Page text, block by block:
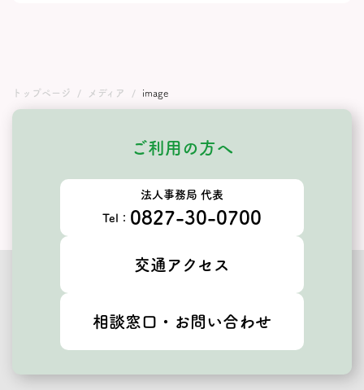
トップページ メディア image
ご利用の方へ
法人事務局 代表
Tel： 0827-30-0700
交通アクセス
相談窓口・お問い合わせ